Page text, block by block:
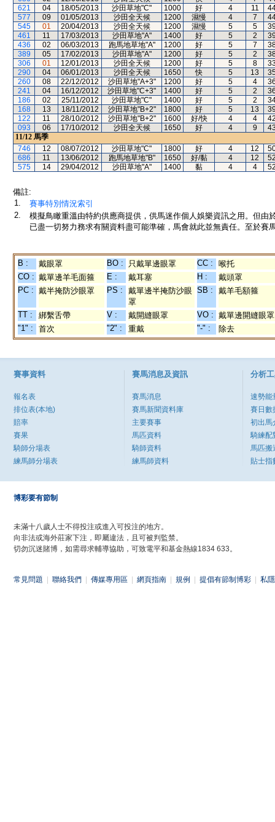
621
04 18/05/2013 沙田草地"C" 1000 好 4 11
577
09 01/05/2013 沙田全天候 1200 濕慢 4 7
545
01 20/04/2013 沙田全天候 1200 濕慢 5 5
461
11 17/03/2013 沙田草地"A" 1400 好 5 2
436
02 06/03/2013 跑馬地草地"A" 1200 好 5 7
389
05 17/02/2013 沙田草地"A" 1200 好 5 2
306
01 12/01/2013 沙田全天候 1200 好 5 8
290
04 06/01/2013 沙田全天候 1650 快 5 13
260
08 22/12/2012 沙田草地"A+3" 1200 好 5 4
241
04 16/12/2012 沙田草地"C+3" 1400 好 5 2
186
02 25/11/2012 沙田草地"C" 1400 好 5 2
168
13 18/11/2012 沙田草地"B+2" 1800 好 5 13
122
11 28/10/2012 沙田草地"B+2" 1600 好/快 4 4
093
06 17/10/2012 沙田全天候 1650 好 4 9
11/12 馬季
746
12 08/07/2012 沙田草地"C" 1800 好 4 12
686
11 13/06/2012 跑馬地草地"B" 1650 好/黏 4 12
575
14 29/04/2012 沙田草地"A" 1400 黏 4 4
備註:
1.
賽事特別情況索引
2.
模擬鳥瞰重溫由特約供應商提供，供馬迷作個人娛樂資訊之用。但
已盡一切努力務求有關資料盡可能準確，馬會就此並無責任。至於賽
B : 戴眼罩 BO : 只戴單邊眼罩 CC :
喉托
CO : 戴單邊羊毛面箍 E : 戴耳塞 H :
戴頭罩
PC : 戴半掩防沙眼罩 PS :
戴單邊半掩防沙眼
罩
SB : 戴羊毛額箍
TT : 綁繫舌帶 V : 戴開縫眼罩 VO : 戴單邊開縫眼罩
"1" :
首次 "2" : 重戴 "-" : 除去
賽事資料
報名表
排位表(本地)
賠率
賽果
騎師分場表
練馬師分場表
賽馬消息及資訊
賽馬消息
賽馬新聞資料庫
主要賽事
馬匹資料
騎師資料
練馬師資料
分析
速勢能
賽日數
初出馬
騎練配
馬匹搬
貼士指
博彩要有節制
未滿十八歲人士不得投注或進入可投注的地方。
向非法或海外莊家下注，即屬違法，且可被判監禁。
切勿沉迷賭博，如需尋求輔導協助，可致電平和基金熱線1834 633。
常見問題 聯絡我們 傳媒專用區 網頁指南 規例 提倡有節制博彩 私